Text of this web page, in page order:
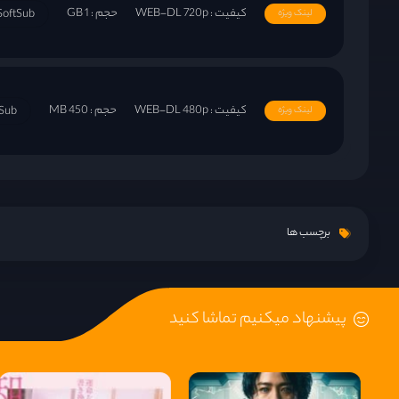
لینک ویژه کیفیت : WEB-DL 720p حجم : 1 GB
لینک ویژه کیفیت : WEB-DL 480p حجم : 450 MB
برچسب ها
پیشنهاد میکنیم تماشا کنید